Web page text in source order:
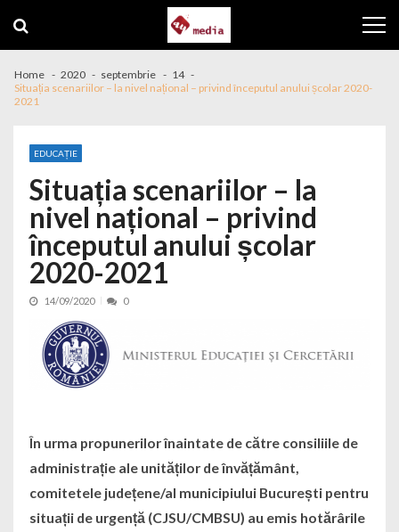
Home 2020 septembrie
14
Situația scenariilor – la nivel național – privind începutul anului școlar 2020-
2021
EDUCAȚIE
Situația scenariilor – la
nivel național – privind
începutul anului școlar
2020-2021
14/09/2020 0
În urma propunerilor înaintate de către consiliile de
administrație ale unităților de învățământ,
comitetele județene/al municipiului București pentru
situații de urgență (CJSU/CMBSU) au emis hotărârile